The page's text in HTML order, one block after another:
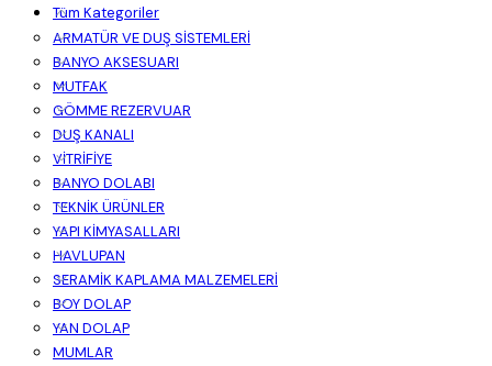
Tüm Kategoriler
ARMATÜR VE DUŞ SİSTEMLERİ
BANYO AKSESUARI
MUTFAK
GÖMME REZERVUAR
DUŞ KANALI
VİTRİFİYE
BANYO DOLABI
TEKNİK ÜRÜNLER
YAPI KİMYASALLARI
HAVLUPAN
SERAMİK KAPLAMA MALZEMELERİ
BOY DOLAP
YAN DOLAP
MUMLAR